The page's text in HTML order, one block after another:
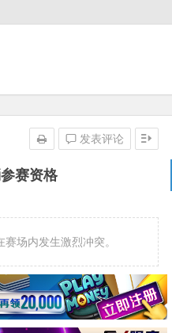
赛资格
发表评论
场内发生激烈冲突。